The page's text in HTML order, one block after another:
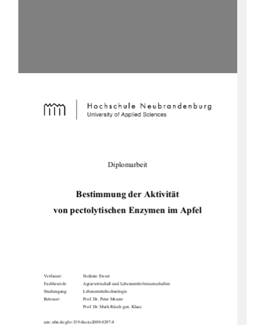
Diplomarbeit
Bestimmung der Aktivität
von pectolytischen Enzymen im Apfel
Verfasser: Stefanie       Ewest
Fachbereich: Agrarwirtschaft und Lebensmittelwissenschaften
Studiengang:
Lebensmitteltechnologie
Betreuer:
Prof. Dr. Peter Meurer
Prof. Dr. Mark Rüsch gen. Klaas
urn: nbn:de:gbv:519-thesis2009-0297-8